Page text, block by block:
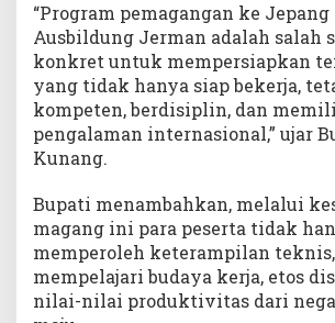
“Program pemagangan ke Jepang
Ausbildung Jerman adalah salah
konkret untuk mempersiapkan
yang tidak hanya siap bekerja,
kompeten, berdisiplin, dan
pengalaman internasional,” ujar
Kunang.
Bupati menambahkan, melalui
magang ini para peserta tidak
memperoleh keterampilan
mempelajari budaya kerja, etos
nilai-nilai produktivitas dari